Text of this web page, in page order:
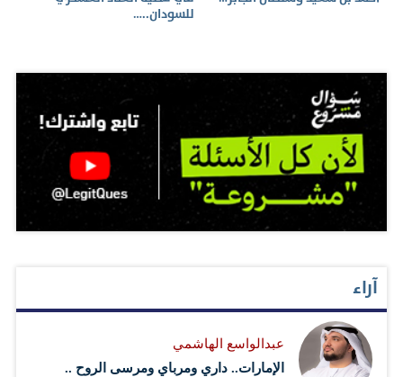
للسودان..…
آراء
عبدالواسع الهاشمي
الإمارات.. داري ومرباي ومرسى الروح ..